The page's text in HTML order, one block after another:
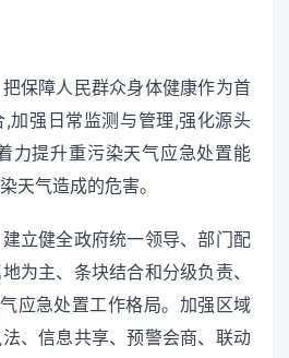
保障人民群众身体健康作为首
加强日常监测与管理,强化源头
力提升重污染天气应急处置能
天气造成的危害。
立健全政府统一领导、部门配
为主、条块结合和分级负责、
应急处置工作格局。加强区域
、信息共享、预警会商、联动